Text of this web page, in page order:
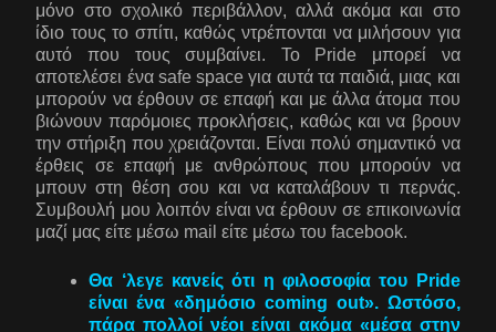
μόνο στο σχολικό περιβάλλον, αλλά ακόμα και στο
ίδιο τους το σπίτι, καθώς ντρέπονται να μιλήσουν για
αυτό που τους συμβαίνει. Το Pride μπορεί να
αποτελέσει ένα safe space για αυτά τα παιδιά, μιας και
μπορούν να έρθουν σε επαφή και με άλλα άτομα που
βιώνουν παρόμοιες προκλήσεις, καθώς και να βρουν
την στήριξη που χρειάζονται. Είναι πολύ σημαντικό να
έρθεις σε επαφή με ανθρώπους που μπορούν να
μπουν στη θέση σου και να καταλάβουν τι περνάς.
Συμβουλή μου λοιπόν είναι να έρθουν σε επικοινωνία
μαζί μας είτε μέσω mail είτε μέσω του facebook.
Θα ‘λεγε κανείς ότι η φιλοσοφία του
Pride
είναι ένα «δημόσιο coming out». Ωστόσο,
πάρα πολλοί νέοι είναι ακόμα «μέσα στην